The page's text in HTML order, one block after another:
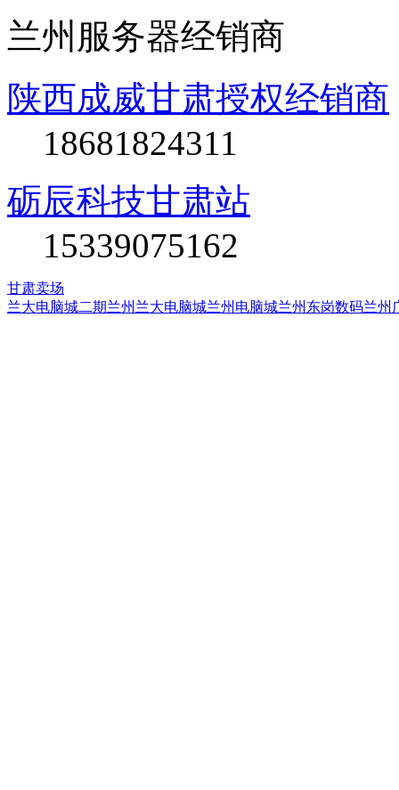
兰州服务器经销商
陕西成威甘肃授权经销商
18681824311
砺辰科技甘肃站
15339075162
甘肃卖场
兰大电脑城二期兰州兰大电脑城兰州电脑城兰州东岗数码兰州